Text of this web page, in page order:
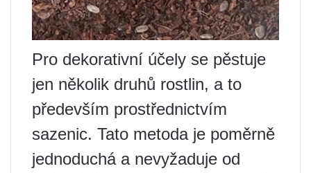
Pro dekorativní účely se pěstuje
jen několik druhů rostlin, a to
především prostřednictvím
sazenic. Tato metoda je poměrně
jednoduchá a nevyžaduje od